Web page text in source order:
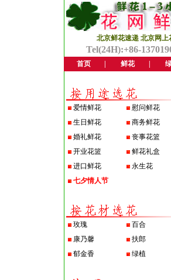
北京鲜花速递 北京网上
Tel(24H):+86-
首页 鲜花
爱情鲜花
慰问鲜花
生日鲜花
商务鲜花
婚礼鲜花
丧事花篮
开业花篮
鲜花礼盒
进口鲜花
永生花
七夕情人节
玫瑰
百合
康乃馨
扶郎
郁金香
绿植